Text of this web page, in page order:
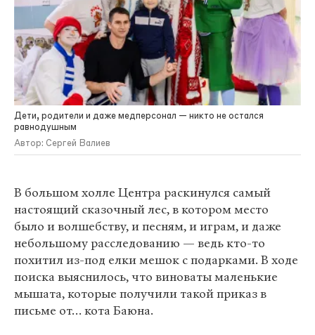
Дети, родители и даже медперсонал — никто не остался
равнодушным
Автор: Сергей Валиев
В большом холле Центра раскинулся самый
настоящий сказочный лес, в котором место
было и волшебству, и песням, и играм, и даже
небольшому расследованию — ведь кто-то
похитил из-под елки мешок с подарками. В ходе
поиска выяснилось, что виноваты маленькие
мышата, которые получили такой приказ в
письме от… кота Баюна.